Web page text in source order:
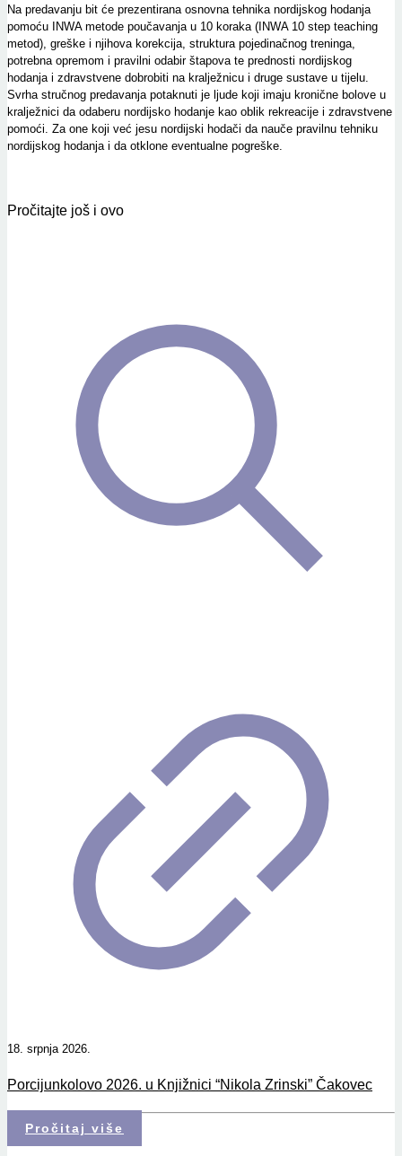
Na predavanju bit će prezentirana osnovna tehnika nordijskog hodanja
pomoću INWA metode poučavanja u 10 koraka (INWA 10 step teaching
metod), greške i njihova korekcija, struktura pojedinačnog treninga,
potrebna opremom i pravilni odabir štapova te prednosti nordijskog
hodanja i zdravstvene dobrobiti na kralježnicu i druge sustave u tijelu.
Svrha stručnog predavanja potaknuti je ljude koji imaju kronične bolove u
kralježnici da odaberu nordijsko hodanje kao oblik rekreacije i zdravstvene
pomoći. Za one koji već jesu nordijski hodači da nauče pravilnu tehniku
nordijskog hodanja i da otklone eventualne pogreške.
Pročitajte još i ovo
18. srpnja 2026.
Porcijunkolovo 2026. u Knjižnici “Nikola Zrinski” Čakovec
Pročitaj više